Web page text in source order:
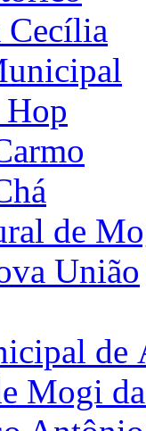
Cecília
de
União
de
Mogi